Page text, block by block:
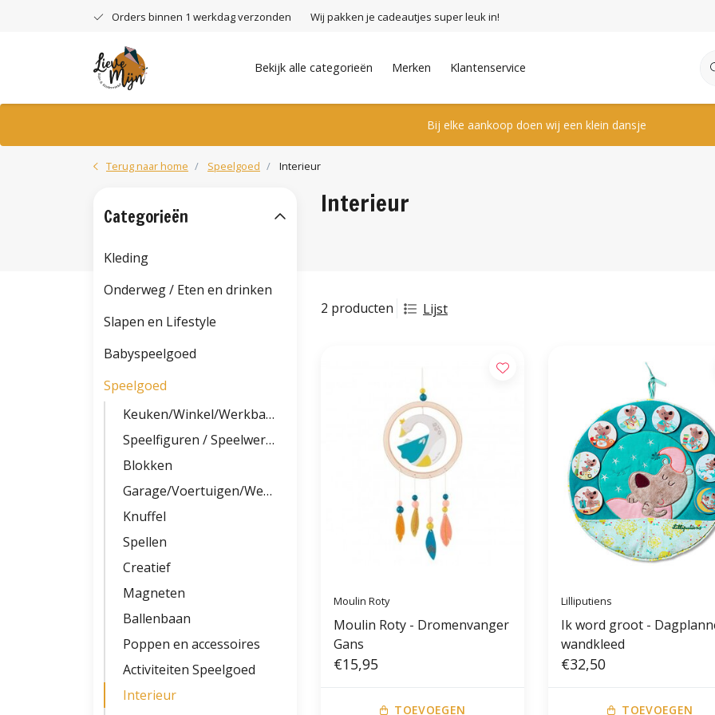
Orders binnen 1 werkdag verzonden Wij pakken je cadeautjes super leuk in!
Bekijk alle categorieën Merken Klantenservice
Bij elke aankoop doen wij een klein dansje
Terug naar home Speelgoed Interieur
Interieur
2 producten Lijst
Moulin Roty
Moulin Roty - Dromenvanger
Gans
€15,95
TOEVOEGEN
Lilliputiens
Ik word groot -
wandkleed
€32,50
TOEVOEGEN
Categorieën
Kleding
Onderweg / Eten en drinken
Slapen en Lifestyle
Babyspeelgoed
Speelgoed
Keuken/Winkel/Werkbank
Speelfiguren / Speelwereld
Blokken
Garage/Voertuigen/Wegen
Knuffel
Spellen
Creatief
Magneten
Ballenbaan
Poppen en accessoires
Activiteiten Speelgoed
Interieur